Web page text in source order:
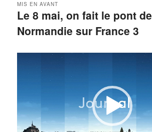
Le 8 mai, on fait le pont de
Normandie sur France 3
MIS EN AVANT